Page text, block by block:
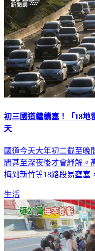
初三國道繼續塞！「18
天
國道今天大年初二截至晚
間甚至深夜後才會紓解。
梅到新竹等18路段易壅塞
生活